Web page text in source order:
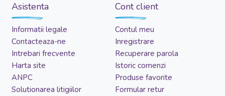
Asistenta
Informatii legale
Contacteaza-ne
Intrebari frecvente
Harta site
ANPC
Solutionarea litigiilor
Cont client
Contul meu
Inregistrare
Recuperare parola
Istoric comenzi
Produse favorite
Formular retur